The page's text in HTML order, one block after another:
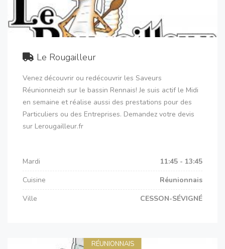
Le Rougailleur
Venez découvrir ou redécouvrir les Saveurs
Réunionneizh sur le bassin Rennais! Je suis actif le Midi
en semaine et réalise aussi des prestations pour des
Particuliers ou des Entreprises. Demandez votre devis
sur Lerougailleur.fr
Mardi
11:45 - 13:45
Cuisine
Réunionnais
Ville
CESSON-SÉVIGNÉ
RÉUNIONNAIS